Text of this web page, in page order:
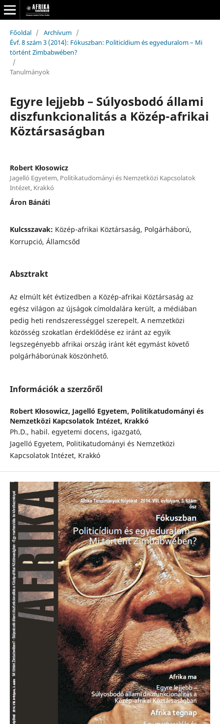
Főoldal / Archívum /
Évf. 8 szám 3 (2014): Fókuszban: Politicídium és egyeduralom – Mi
történt Zimbabwében?
/
Tanulmányok
Egyre lejjebb – Súlyosbodó állami
diszfunkcionalitás a Közép-afrikai
Köztársaságban
Robert Kłosowicz
Jagelló Egyetem, Politikatudományi és Nemzetközi Kapcsolatok
Intézet, Krakkó
Áron Bánáti
Kulcsszavak: Közép-afrikai Köztársaság, Polgárháború,
Korrupció, Államcsőd
Absztrakt
Az elmúlt két évtizedben a Közép-afrikai Köztársaság az
egész világon az újságok címoldalára került, a médiában
pedig heti rendszerességgel szerepelt. A nemzetközi
közösség szokatlan érdeklődése ez iránt az egyik
legszegényebb afrikai ország iránt két egymást követő
polgárháborúnak köszönhető.
Információk a szerzőről
Robert Kłosowicz, Jagelló Egyetem, Politikatudományi és
Nemzetközi Kapcsolatok Intézet, Krakkó
Ph.D., habil. egyetemi docens, igazgató,
Jagelló Egyetem, Politikatudományi és Nemzetközi
Kapcsolatok Intézet, Krakkó